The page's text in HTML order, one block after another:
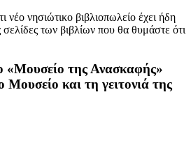
νέο νησιώτικο βιβλιοπωλείο έχει ήδη
σελίδες των βιβλίων που θα θυμάστε ότι
«Μουσείο της Ανασκαφής»
Μουσείο και τη γειτονιά της